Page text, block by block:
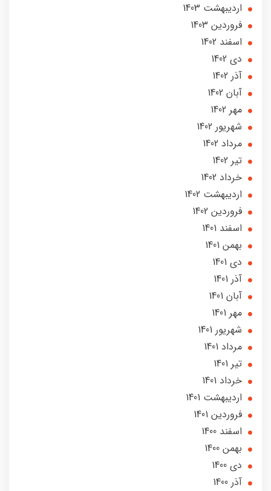
ارديبهشت 1403
فروردین 1403
اسفند 1402
دی 1402
آذر 1402
آبان 1402
مهر 1402
شهریور 1402
مرداد 1402
تير 1402
خرداد 1402
ارديبهشت 1402
فروردین 1402
اسفند 1401
بهمن 1401
دی 1401
آذر 1401
آبان 1401
مهر 1401
شهریور 1401
مرداد 1401
تير 1401
خرداد 1401
ارديبهشت 1401
فروردین 1401
اسفند 1400
بهمن 1400
دی 1400
آذر 1400